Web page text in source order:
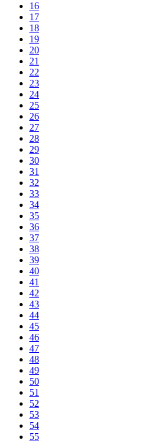
16
17
18
19
20
21
22
23
24
25
26
27
28
29
30
31
32
33
34
35
36
37
38
39
40
41
42
43
44
45
46
47
48
49
50
51
52
53
54
55